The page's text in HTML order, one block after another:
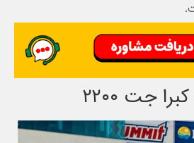
جت ۲۲۰۰